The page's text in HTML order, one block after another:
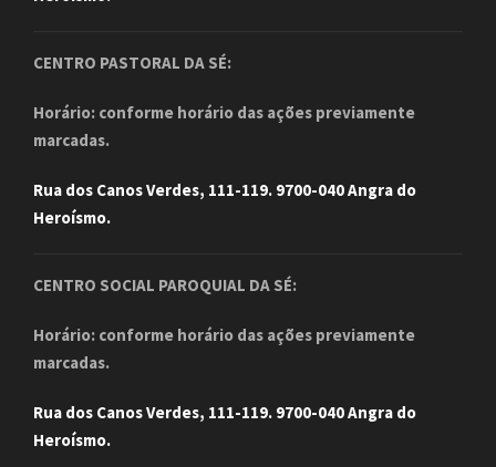
CENTRO PASTORAL DA SÉ:
Horário: conforme horário das ações previamente
marcadas.
Rua dos Canos Verdes, 111-119. 9700-040 Angra do
Heroísmo.
CENTRO SOCIAL PAROQUIAL DA SÉ:
Horário: conforme horário das ações previamente
marcadas.
Rua dos Canos Verdes, 111-119. 9700-040 Angra do
Heroísmo.